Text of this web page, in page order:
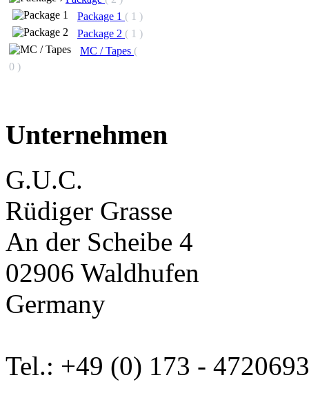
Package 1 ( 1 )
Package 2 ( 1 )
MC / Tapes (
0 )
Unternehmen
G.U.C.
Rüdiger Grasse
An der Scheibe 4
02906 Waldhufen
Germany
Tel.: +49 (0) 173 - 4720693